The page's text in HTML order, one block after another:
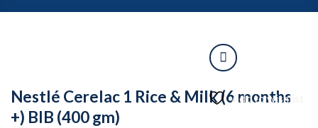
Add to wishlist
Nestlé Cerelac 1 Rice & Milk (6 months
+) BIB (400 gm)